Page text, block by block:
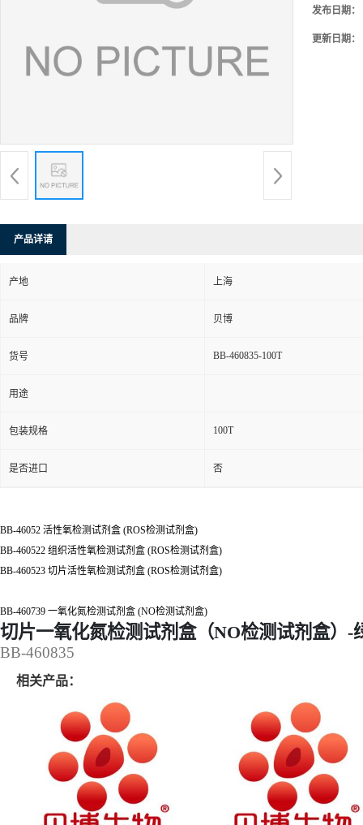
发布日期：
更新日期：
产品详请
产地 上海
品牌 贝博
货号 BB-460835-100T
用途
包装规格 100T
是否进口 否
BB-46052 活性氧检测试剂盒 (ROS检测试剂盒)
BB-460522 组织活性氧检测试剂盒 (ROS检测试剂盒)
BB-460523 切片活性氧检测试剂盒 (ROS检测试剂盒)
BB-460739 一氧化氮检测试剂盒 (NO检测试剂盒)
切片一氧化氮检测试剂盒（NO检测试剂盒）-
BB-460835
相关产品：